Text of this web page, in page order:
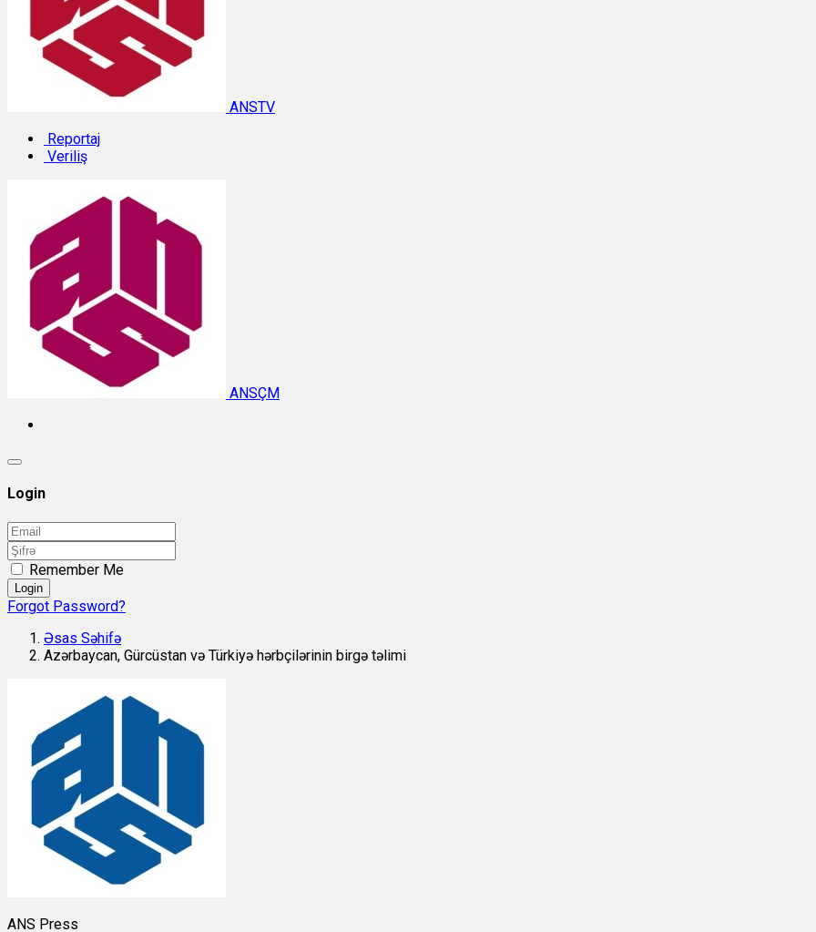
ANSTV
Reportaj
Veriliş
ANSÇM
Login
Remember Me
Login
Forgot Password?
Əsas Səhifə
Azərbaycan, Gürcüstan və Türkiyə hərbçilərinin birgə təlimi
ANS Press